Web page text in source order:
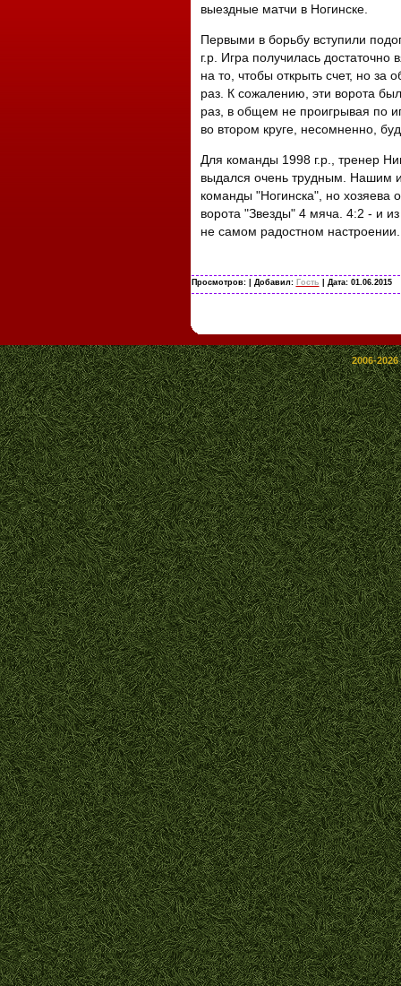
выездные матчи в Ногинске.
Первыми в борьбу вступили
г.р. Игра получилась
на то, чтобы открыть счет, но
раз. К сожалению, эти ворота
раз, в общем не проигрывая по
во втором круге, несомненно,
Для команды 1998 г.р., тренер
выдался очень трудным. Нашим
команды "Ногинска", но хозяева
ворота "Звезды" 4 мяча. 4:2 - и
не самом радостном настроении.
Просмотров: | Добавил: Гость | Дата: 01.06.2015
2006-